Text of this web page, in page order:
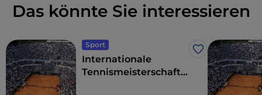
Das könnte Sie interessieren
Sport
Like
Internationale
Tennismeisterschaften